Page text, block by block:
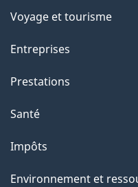
e
t
e
a
g
Voyage et tourisme
Entreprises
Prestations
Santé
Impôts
Environnement et